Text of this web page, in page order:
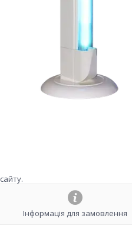
Інформація для замовлення